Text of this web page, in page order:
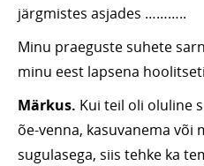
järgmistes asjades ………..
Minu praeguste suhete
minu eest lapsena
Märkus. Kui teil oli oluline
õe-venna, kasuvanema või
sugulasega, siis tehke ka